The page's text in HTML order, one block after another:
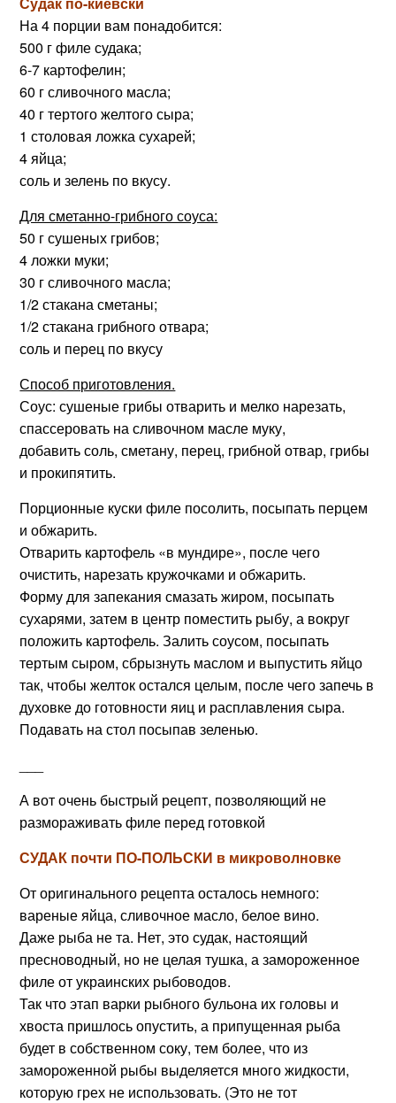
На 4 порции вам понадобится:
500 г филе судака;
6-7 картофелин;
60 г сливочного масла;
40 г тертого желтого сыра;
1 столовая ложка сухарей;
4 яйца;
соль и зелень по вкусу.
Для сметанно-грибного соуса:
50 г сушеных грибов;
4 ложки муки;
30 г сливочного масла;
1/2 стакана сметаны;
1/2 стакана грибного отвара;
соль и перец по вкусу
Способ приготовления.
Соус: сушеные грибы отварить и мелко нарезать,
спассеровать на сливочном масле муку,
добавить соль, сметану, перец, грибной отвар, грибы
и прокипятить.
Порционные куски филе посолить, посыпать перцем
и обжарить.
Отварить картофель «в мундире», после чего
очистить, нарезать кружочками и обжарить.
Форму для запекания смазать жиром, посыпать
сухарями, затем в центр поместить рыбу, а вокруг
положить картофель. Залить соусом, посыпать
тертым сыром, сбрызнуть маслом и выпустить яйцо
так, чтобы желток остался целым, после чего запечь в
духовке до готовности яиц и расплавления сыра.
Подавать на стол посыпав зеленью.
А вот очень быстрый рецепт, позволяющий не
размораживать филе перед готовкой
СУДАК почти ПО-ПОЛЬСКИ в микроволновке
От оригинального рецепта осталось немного:
вареные яйца, сливочное масло, белое вино.
Даже рыба не та. Нет, это судак, настоящий
пресноводный, но не целая тушка, а замороженное
филе от украинских рыбоводов.
Так что этап варки рыбного бульона их головы и
хвоста пришлось опустить, а припущенная рыба
будет в собственном соку, тем более, что из
замороженной рыбы выделяется много жидкости,
которую грех не использовать. (Это не тот